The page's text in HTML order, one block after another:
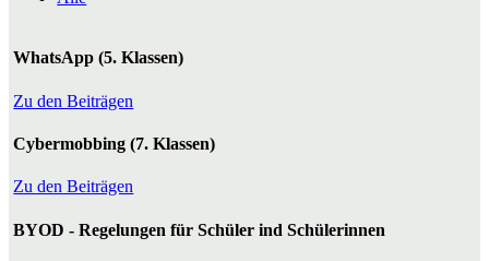
WhatsApp (5. Klassen)
Zu den Beiträgen
Cybermobbing (7. Klassen)
Zu den Beiträgen
BYOD - Regelungen für Schüler ind Schülerinnen